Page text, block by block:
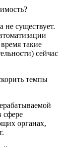
не существует.
такие
сейчас
темпы
сфере
органах,